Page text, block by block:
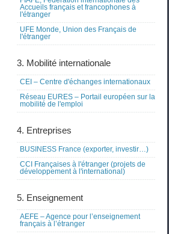
Accueils français et francophones à
l'étranger
UFE Monde, Union des Français de
l'étranger
3. Mobilité internationale
CEI – Centre d'échanges internationaux
Réseau EURES – Portail européen sur la
mobilité de l'emploi
4. Entreprises
BUSINESS France (exporter, investir…)
CCI Françaises à l'étranger (projets de
développement à l'international)
5. Enseignement
AEFE – Agence pour l’enseignement
français à l’étranger